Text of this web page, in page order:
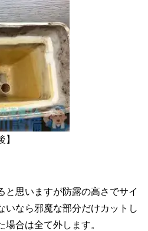
】
と思いますが防露の高さでサイ
いなら邪魔な部分だけカットし
合は全て外します。